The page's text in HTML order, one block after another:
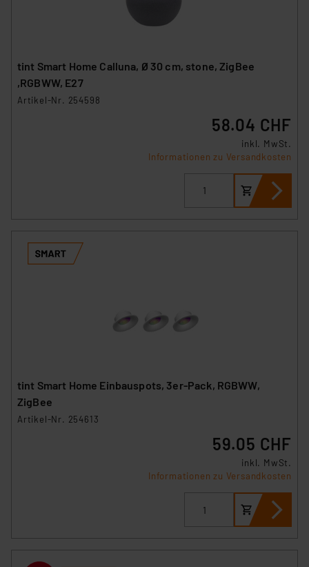
tint Smart Home Calluna, Ø 30 cm, stone, ZigBee
,RGBWW, E27
Artikel-Nr. 254598
58.04 CHF
inkl. MwSt.
Informationen zu Versandkosten
tint Smart Home Einbauspots, 3er-Pack, RGBWW,
ZigBee
Artikel-Nr. 254613
59.05 CHF
inkl. MwSt.
Informationen zu Versandkosten